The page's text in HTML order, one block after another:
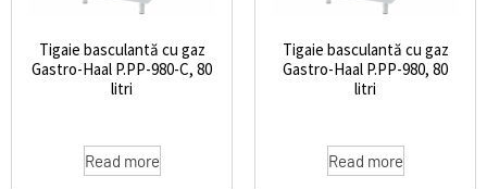
Tigaie basculantă cu gaz
Gastro-Haal P.PP-980-C, 80
litri
Read more
Tigaie basculantă cu gaz
Gastro-Haal P.PP-980, 80
litri
Read more